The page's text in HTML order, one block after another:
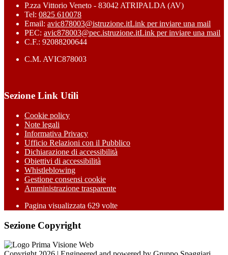
P.zza Vittorio Veneto - 83042 ATRIPALDA (AV)
Tel: 0825 610078
Email: avic878003@istruzione.itLink per inviare una mail
PEC: avic878003@pec.istruzione.itLink per inviare una mail
C.F.: 92088200644
C.M. AVIC878003
Sezione Link Utili
Cookie policy
Note legali
Informativa Privacy
Ufficio Relazioni con il Pubblico
Dichiarazione di accessibilità
Obiettivi di accessibilità
Whistleblowing
Gestione consensi cookie
Amministrazione trasparente
Pagina visualizzata 629 volte
Sezione Copyright